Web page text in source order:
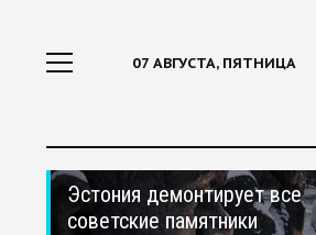
07 АВГУСТА, ПЯТНИЦА
Эстония демонтирует все
советские памятники